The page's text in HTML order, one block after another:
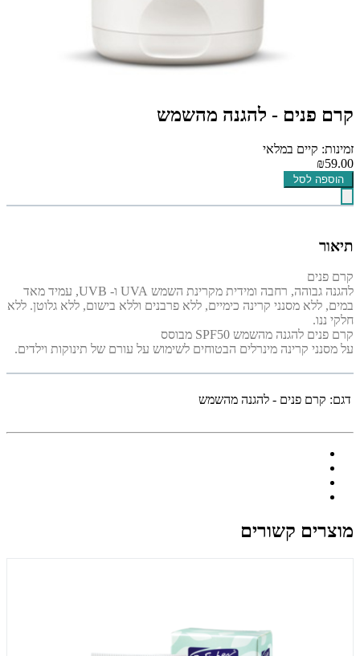
קרם פנים - להגנה מהשמש
זמינות: קיים במלאי
₪59.00
הוספה לסל
תיאור
קרם פנים
להגנה גבוהה, רחבה ומידית מקרינת השמש UVA ו- UVB, עמיד מאד
במים, ללא מסנני קרינה כימיים, ללא פרבנים וללא בישום, ללא גלוטן. ללא
חלקי ננו.
קרם פנים להגנה מהשמש SPF50 מבוסס
על מסנני קרינה מינרלים הבטוחים לשימוש על עורם של תינוקות וילדים.
דגם: קרם פנים - להגנה מהשמש
מוצרים קשורים